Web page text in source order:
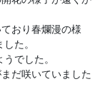
おり春爛漫の様
た。
でした。
だ咲いていました